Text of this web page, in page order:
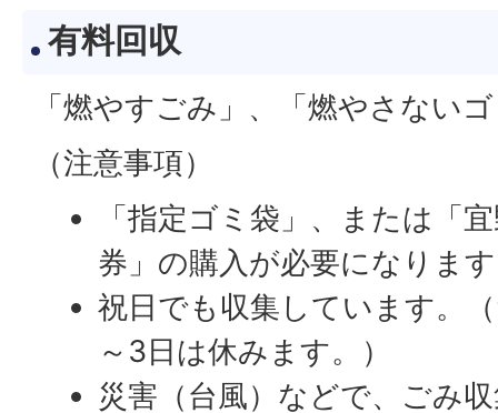
有料回収
「燃やすごみ」、「燃やさない
（注意事項）
「指定ゴミ袋」、または「
券」の購入が必要になりま
祝日でも収集しています。
～3日は休みます。）
災害（台風）などで、ごみ